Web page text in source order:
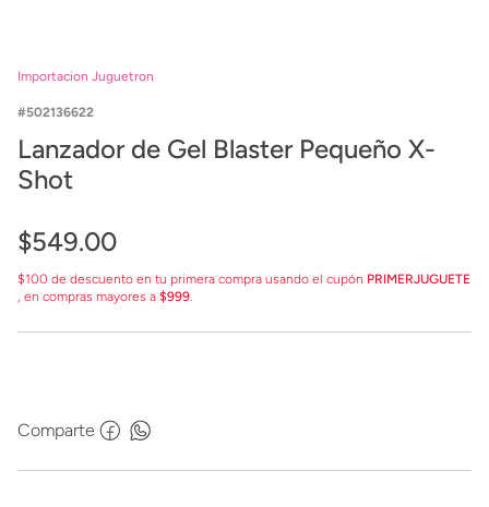
Importacion Juguetron
502136622
Lanzador de Gel Blaster Pequeño X-
Shot
$549.00
$100 de descuento en tu primera compra usando el cupón PRIMERJUGUETE
, en compras mayores a $999.
Comparte